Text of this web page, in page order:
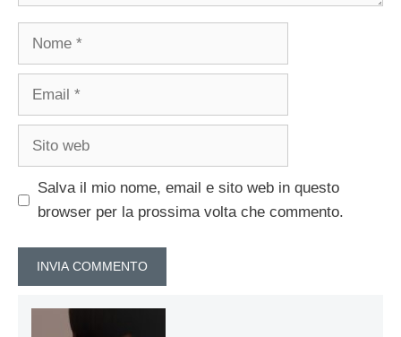
Nome
Email
Sito
Salva il mio nome, email e sito web in questo
browser per la prossima volta che commento.